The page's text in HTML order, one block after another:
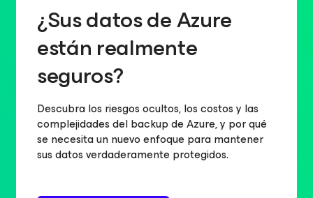
¿Sus datos de Azure
están realmente
seguros?
Descubra los riesgos ocultos, los costos y las
complejidades del backup de Azure, y por qué
se necesita un nuevo enfoque para mantener
sus datos verdaderamente protegidos.